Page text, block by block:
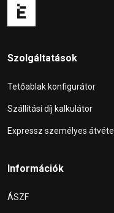
Szolgáltatások
Tetőablak konfigurátor
Szállítási díj kalkulátor
Expressz személyes átvétel
Információk
ÁSZF